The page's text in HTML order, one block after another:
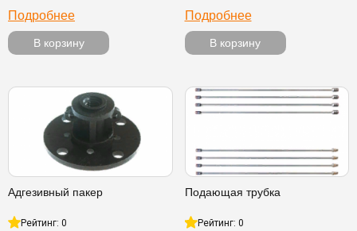
Подробнее
В корзину
Подробнее
В корзину
Адгезивный пакер
Рейтинг: 0
Подающая трубка
Рейтинг: 0